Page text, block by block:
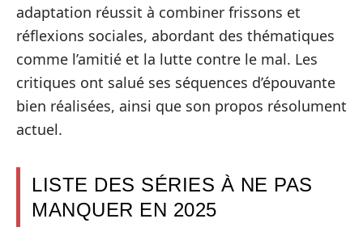
adaptation réussit à combiner frissons et
réflexions sociales, abordant des thématiques
comme l’amitié et la lutte contre le mal. Les
critiques ont salué ses séquences d’épouvante
bien réalisées, ainsi que son propos résolument
actuel.
LISTE DES SÉRIES À NE PAS
MANQUER EN 2025